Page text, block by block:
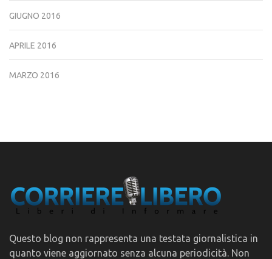
GIUGNO 2016
APRILE 2016
MARZO 2016
Questo blog non rappresenta una testata giornalistica in
quanto viene aggiornato senza alcuna periodicità. Non